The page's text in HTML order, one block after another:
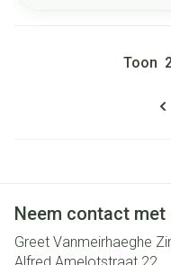
Toon
Neem contact met
Greet Vanmeirhaeghe